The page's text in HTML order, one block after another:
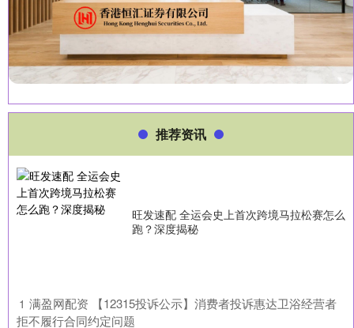
推荐资讯
旺发速配 全运会史上首次跨境马拉松赛怎么
跑？深度揭秘
1 ​满盈网配资 【12315投诉公示】消费者投诉惠达卫浴经营者
拒不履行合同约定问题